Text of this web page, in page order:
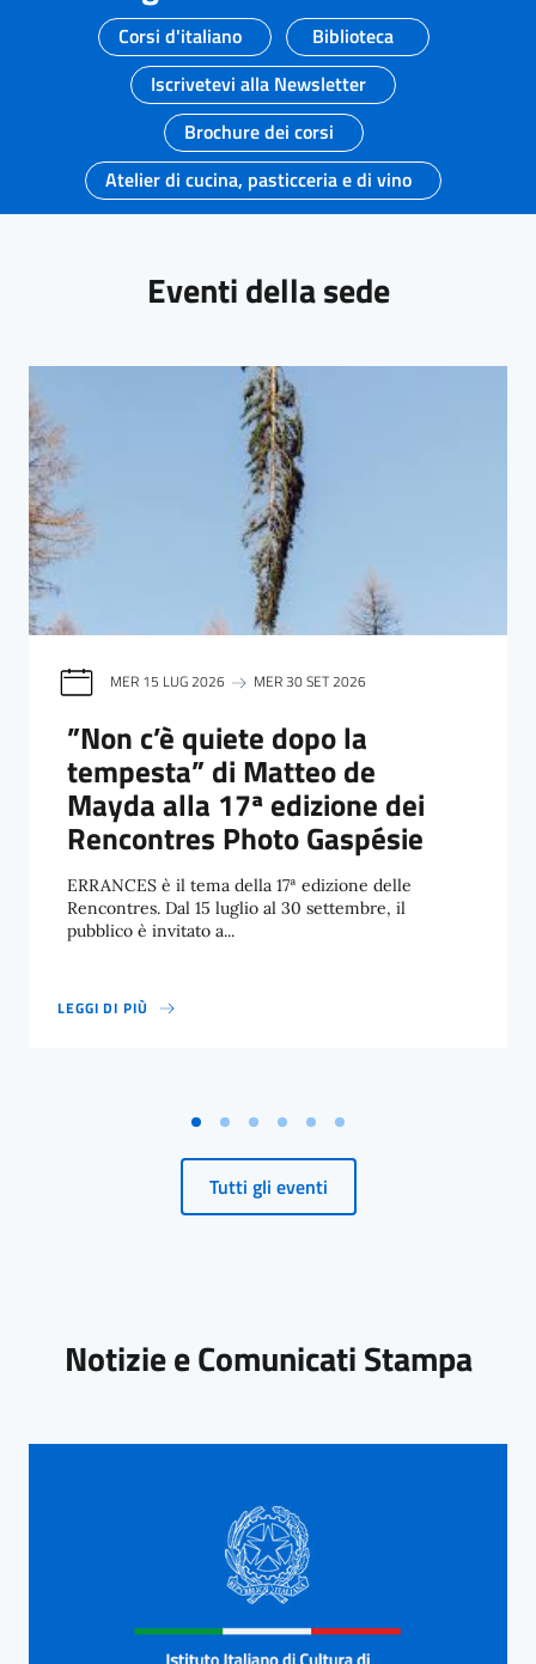
Corsi d'italiano
Biblioteca
Iscrivetevi alla Newsletter
Brochure dei corsi
Atelier di cucina, pasticceria e di vino
Eventi della sede
MER 15 LUG 2026 MER 30 SET 2026
”Non c’è quiete dopo la
tempesta” di Matteo de
Mayda alla 17ª edizione dei
Rencontres Photo Gaspésie
ERRANCES è il tema della 17ª edizione delle
Rencontres. Dal 15 luglio al 30 settembre, il
pubblico è invitato a...
LEGGI DI PIÙ
”NON C’È QUIETE DOPO LA TEMPESTA” DI MATTEO DE MAYDA
Tutti gli eventi
Notizie e Comunicati Stampa